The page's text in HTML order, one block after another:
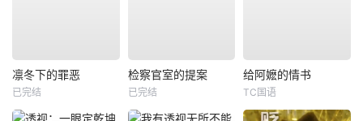
凛冬下的罪恶
已完结
检察官室的提案
已完结
给阿嬷的情书
TC国语